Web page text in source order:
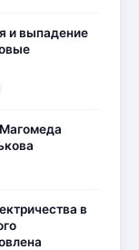
и выпадение
Магомеда
в